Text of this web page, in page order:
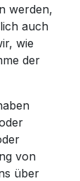
werden,
auch
wie
der
von
über